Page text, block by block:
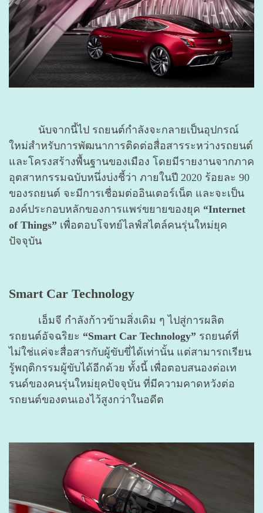
นับจากนี้ไป รถยนต์กำลังจะกลายเป็นอุปกรณ์
ใหม่สำหรับการพัฒนาการติดต่อสื่อสารระหว่างรถยนต์
และโครงสร้างพื้นฐานของเมือง โดยมีรายงานจากภาค
อุตสาหกรรมฉบับหนึ่งบ่งชี้ว่า ภายในปี 2020 ร้อยละ 90
ของรถยนต์ จะมีการเชื่อมต่ออินเตอร์เน็ต และจะเป็น
องค์ประกอบหลักของการแพร่ขยายของยุค “Internet
of Things” เพื่อตอบโจทย์ไลฟ์สไตล์คนรุ่นใหม่ยุค
ปัจจุบัน
Smart Car Technology
เอ็มจี กำลังก้าวข้ามสิ่งเดิม ๆ ไปสู่การผลิต
รถยนต์อัจฉริยะ “Smart Car Technology” รถยนต์ที่
ไม่ใช่แค่จะสื่อสารกับผู้ขับขี่ได้เท่านั้น แต่สามารถเรียน
รู้พฤติกรรมผู้ขับได้อีกด้วย ทั้งนี้ เพื่อตอบสนองต่อเท
รนด์ของคนรุ่นใหม่ยุคปัจจุบัน ที่มีความคาดหวังต่อ
รถยนต์ของตนเองไว้สูงกว่าในอดีต